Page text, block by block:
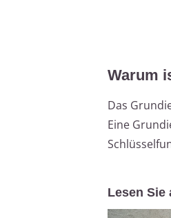
Warum
Das
Eine
Lesen Sie